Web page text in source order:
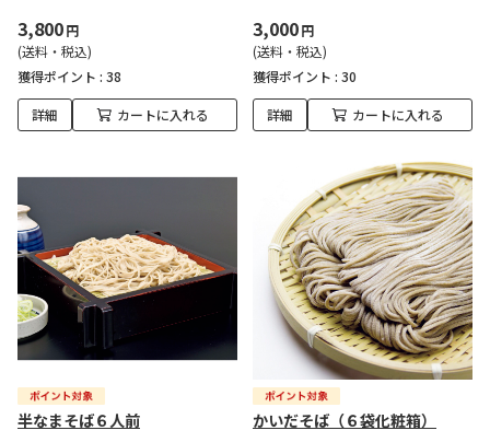
3,800円
(送料・税込)
獲得ポイント : 38
詳細 カートに入れる
3,000円
(送料・税込)
獲得ポイント : 30
詳細 カートに入れる
半なまそば６人前 かいだそば（６袋化粧箱）